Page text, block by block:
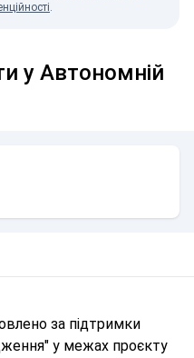
.
у Автономній
за підтримки
у межах проєкту